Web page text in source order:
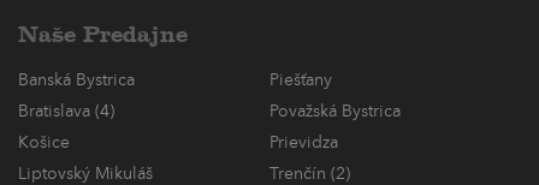
Naše Predajne
Banská Bystrica
Piešťany
Bratislava (4)
Považská Bystrica
Košice
Prievidza
Liptovský Mikuláš
Trenčín (2)